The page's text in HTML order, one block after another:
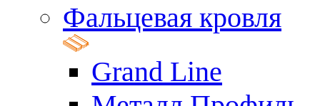
Фальцевая кровля
Grand Line